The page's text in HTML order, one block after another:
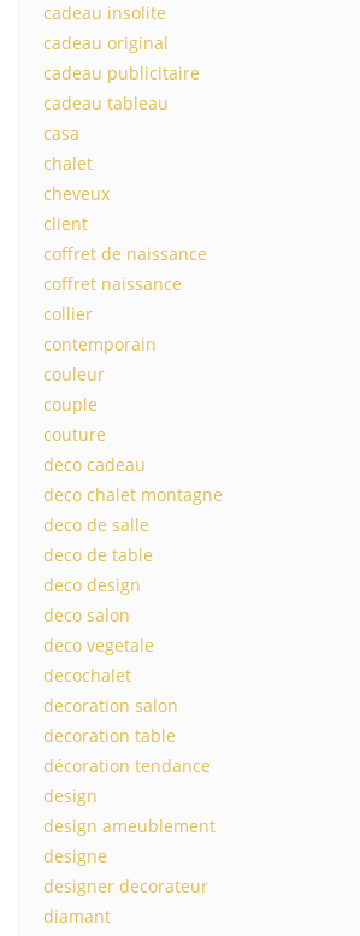
cadeau insolite
cadeau original
cadeau publicitaire
cadeau tableau
casa
chalet
cheveux
client
coffret de naissance
coffret naissance
collier
contemporain
couleur
couple
couture
deco cadeau
deco chalet montagne
deco de salle
deco de table
deco design
deco salon
deco vegetale
decochalet
decoration salon
decoration table
décoration tendance
design
design ameublement
designe
designer decorateur
diamant